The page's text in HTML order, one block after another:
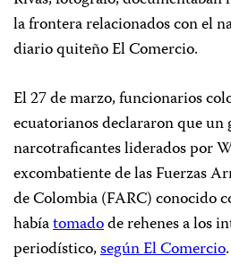
la frontera relacionados con el
diario quiteñoEl Comercio.
El 27 de marzo, funcionarios
ecuatorianos declararon que un
narcotraficantes liderados por
excombatiente de las Fuerzas
de Colombia (FARC) conocido
habíatomadode rehenes a los
periodístico,segúnEl Comercio.